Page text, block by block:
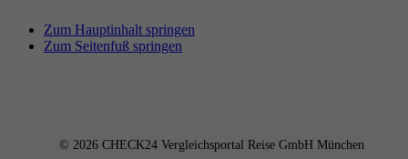
Zum Hauptinhalt springen
Zum Seitenfuß springen
© 2026 CHECK24 Vergleichsportal Reise GmbH München